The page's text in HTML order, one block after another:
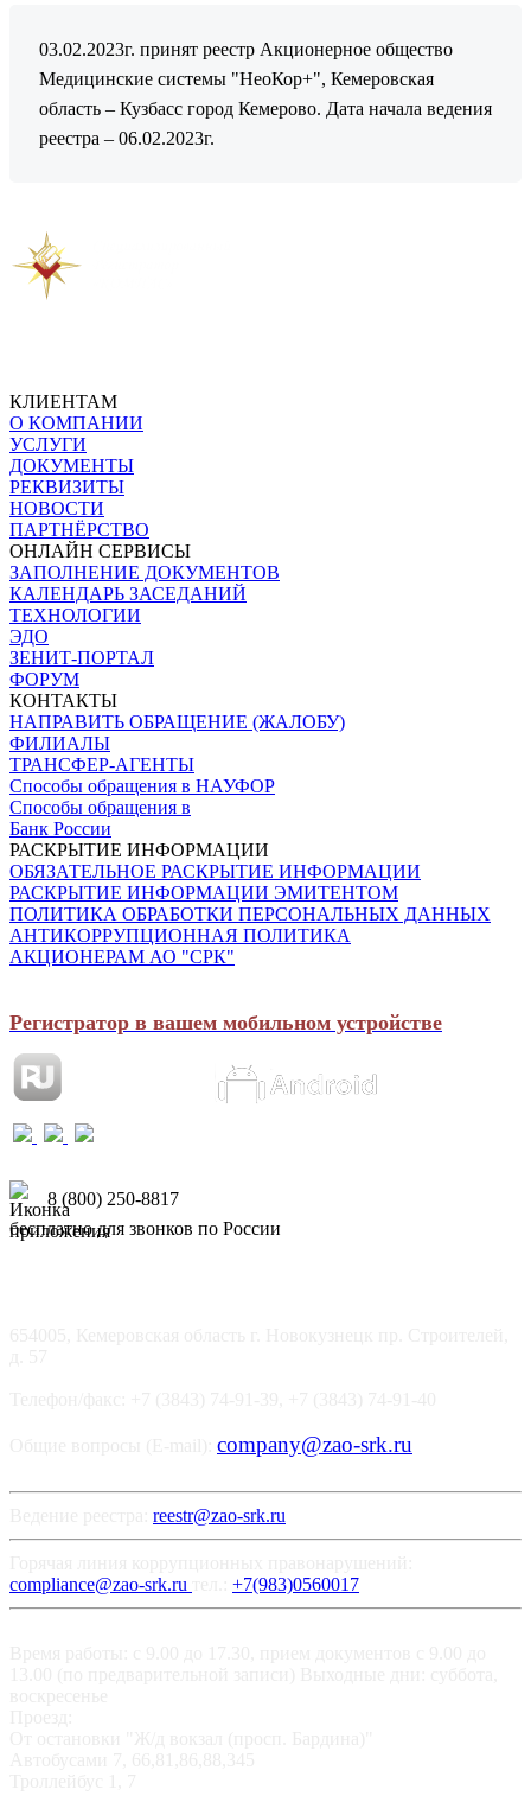
03.02.2023г. принят реестр Акционерное общество
Медицинские системы "НеоКор+", Кемеровская
область – Кузбасс город Кемерово. Дата начала ведения
реестра – 06.02.2023г.
КЛИЕНТАМ
О КОМПАНИИ
УСЛУГИ
ДОКУМЕНТЫ
РЕКВИЗИТЫ
НОВОСТИ
ПАРТНЁРСТВО
ОНЛАЙН СЕРВИСЫ
ЗАПОЛНЕНИЕ ДОКУМЕНТОВ
КАЛЕНДАРЬ ЗАСЕДАНИЙ
ТЕХНОЛОГИИ
ЭДО
ЗЕНИТ-ПОРТАЛ
ФОРУМ
КОНТАКТЫ
НАПРАВИТЬ ОБРАЩЕНИЕ (ЖАЛОБУ)
ФИЛИАЛЫ
ТРАНСФЕР-АГЕНТЫ
Способы обращения в НАУФОР
Способы обращения в
Банк России
РАСКРЫТИЕ ИНФОРМАЦИИ
ОБЯЗАТЕЛЬНОЕ РАСКРЫТИЕ ИНФОРМАЦИИ
РАСКРЫТИЕ ИНФОРМАЦИИ ЭМИТЕНТОМ
ПОЛИТИКА ОБРАБОТКИ ПЕРСОНАЛЬНЫХ ДАННЫХ
АНТИКОРРУПЦИОННАЯ ПОЛИТИКА
АКЦИОНЕРАМ АО "СРК"
Регистратор в вашем мобильном устройстве
8 (800) 250-8817
бесплатно для звонков по России
company@zao-srk.ru
reestr@zao-srk.ru
compliance@zao-srk.ru
+7(983)0560017